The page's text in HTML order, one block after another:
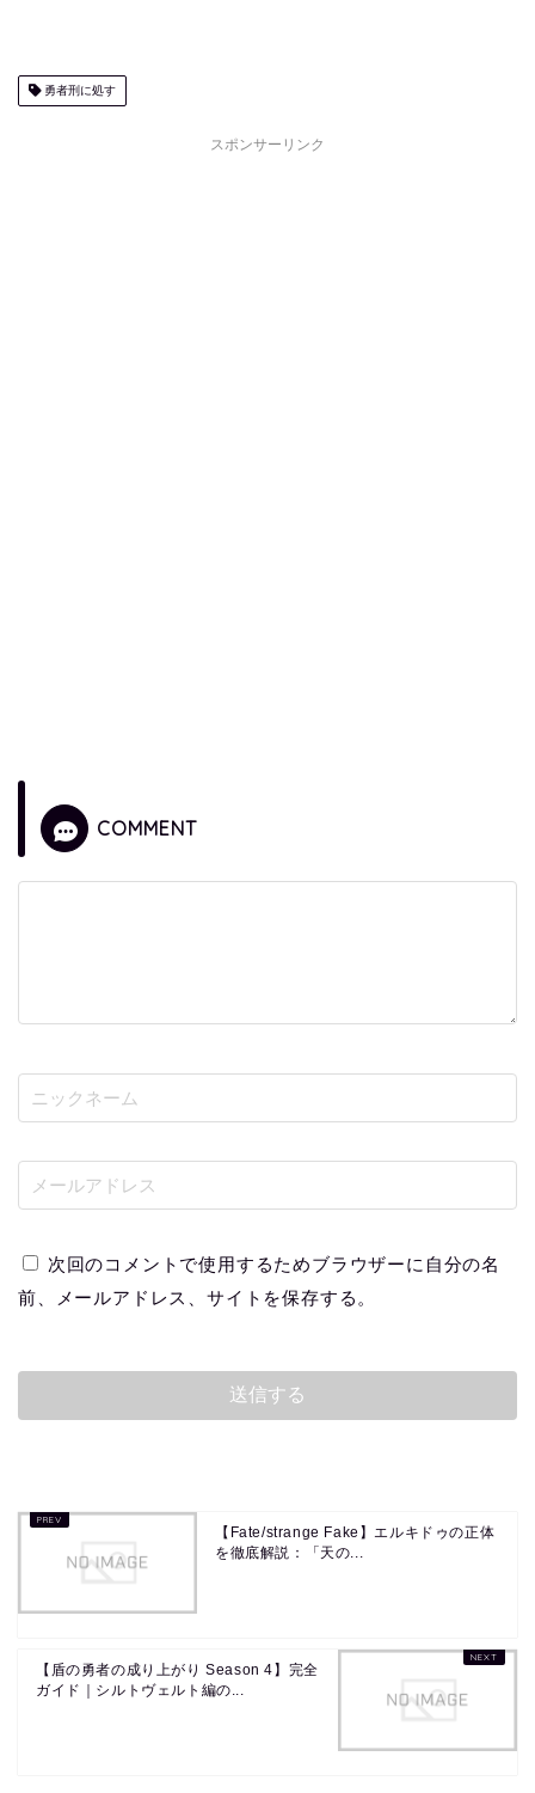
勇者刑に処す
スポンサーリンク
COMMENT
次回のコメントで使用するためブラウザーに自分の名
前、メールアドレス、サイトを保存する。
【Fate/strange Fake】エルキドゥの正体
を徹底解説：「天の...
【盾の勇者の成り上がり Season 4】完全
ガイド｜シルトヴェルト編の...